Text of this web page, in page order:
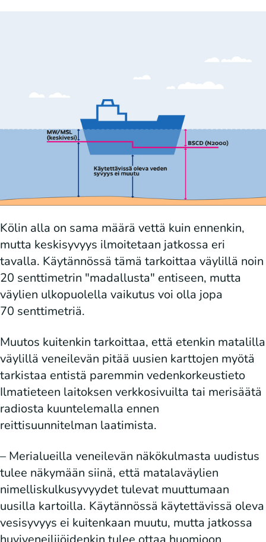
Kölin alla on sama määrä vettä kuin ennenkin,
mutta keskisyvyys ilmoitetaan jatkossa eri
tavalla. Käytännössä tämä tarkoittaa väylillä noin
20 senttimetrin "madallusta" entiseen, mutta
väylien ulkopuolella vaikutus voi olla jopa
70 senttimetriä.
Muutos kuitenkin tarkoittaa, että etenkin matalilla
väylillä veneilevän pitää uusien karttojen myötä
tarkistaa entistä paremmin vedenkorkeustieto
Ilmatieteen laitoksen verkkosivuilta tai merisäätä
radiosta kuuntelemalla ennen
reittisuunnitelman laatimista.
– Merialueilla veneilevän näkökulmasta uudistus
tulee näkymään siinä, että matalaväylien
nimelliskulkusyvyydet tulevat muuttumaan
uusilla kartoilla. Käytännössä käytettävissä oleva
vesisyvyys ei kuitenkaan muutu, mutta jatkossa